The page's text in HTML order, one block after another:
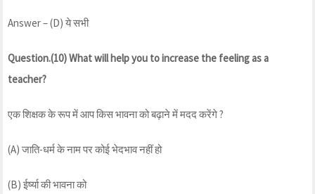
Answer – (D) ये सभी
Question.(10) What will help you to increase the feeling as a
teacher?
एक शिक्षक के रूप में आप किस भावना को बढ़ाने में मदद करेंगे ?
(A) जाति-धर्म के नाम पर कोई भेदभाव नहीं हो
(B) ईर्ष्या की भावना को